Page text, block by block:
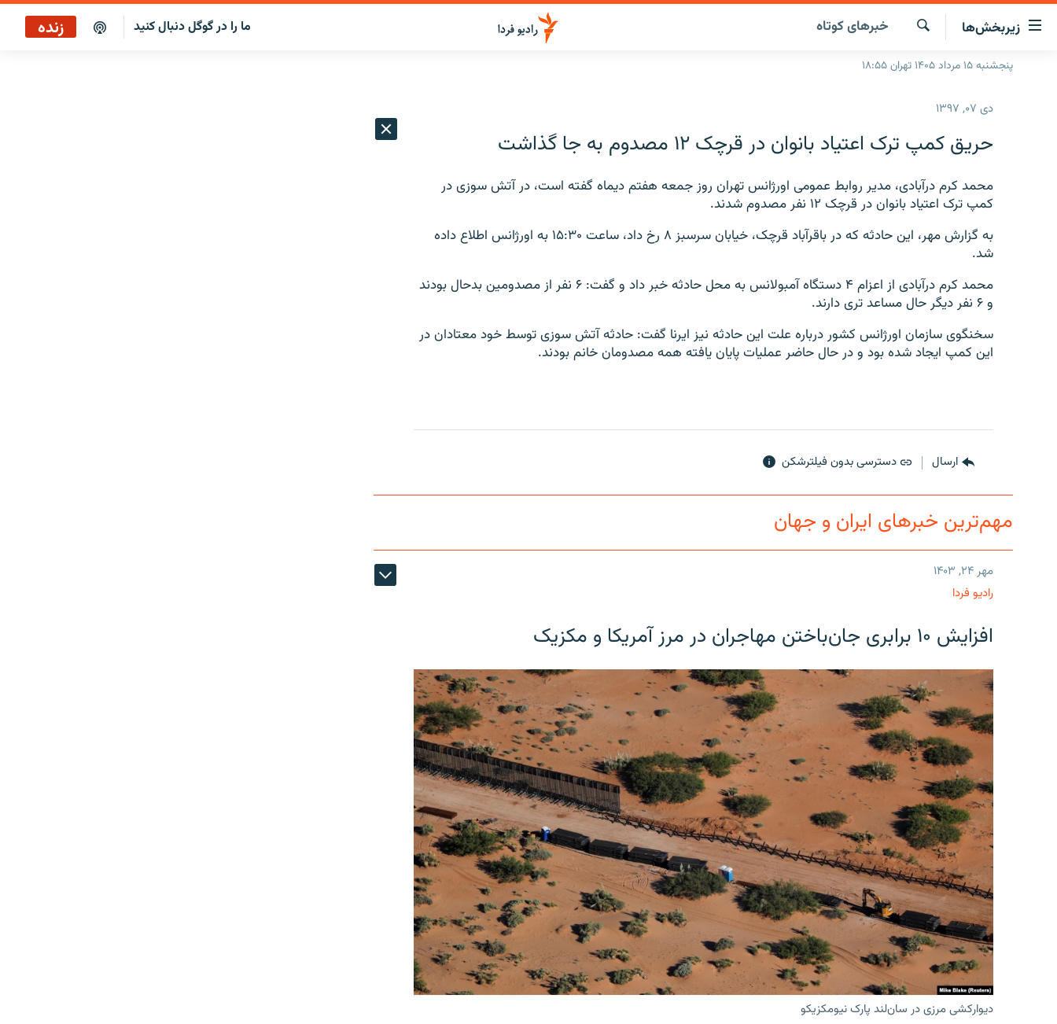
لینک‌های
قابلیت
دسترسی
زیربخش‌ها
صفحه اصلی
انتخاب کنید و بشنوید
برنامه‌های رادیویی
فرکانس‌ها
چندرسانه‌ای
گزارش‌های تصویری
جستجو
خبرهای کوتاه ما را در گوگل دنبال کنید زنده
پنجشنبه ۱۵ مرداد ۱۴۰۵ تهران ۱۸:۵۵
دی ۰۷, ۱۳۹۷
حریق کمپ ترک اعتیاد بانوان در قرچک ۱۲ مصدوم به جا گذاشت
محمد کرم درآبادی، مدیر روابط عمومی اورژانس تهران روز جمعه هفتم دیماه گفته است، در آتش سوزی در
کمپ ترک اعتیاد بانوان در قرچک ۱۲ نفر مصدوم شدند.
به گزارش مهر، این حادثه که در باقرآباد قرچک، خیابان سرسبز ۸ رخ داد، ساعت ۱۵:۳۰ به اورژانس اطلاع داده
شد.
محمد کرم درآبادی از اعزام ۴ دستگاه آمبولانس به محل حادثه خبر داد و گفت: ۶ نفر از مصدومین بدحال بودند
و ۶ نفر دیگر حال مساعد تری دارند.
سخنگوی سازمان اورژانس کشور درباره علت این حادثه نیز ایرنا گفت: حادثه آتش سوزی توسط خود معتادان در
این کمپ ایجاد شده بود و در حال حاضر عملیات پایان یافته همه مصدومان خانم بودند.
ارسال دسترسی بدون فیلترشکن
مهم‌ترین خبرهای ایران و جهان
مهر ۲۴, ۱۴۰۳
رادیو فردا
افزایش ۱۰ برابری جان‌باختن مهاجران در مرز آمریکا و مکزیک
دیوارکشی مرزی در سان‌لند پارک نیومکزیکو